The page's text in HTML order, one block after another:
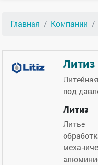
Главная Компании
Литиз
под
Литиз
Литье